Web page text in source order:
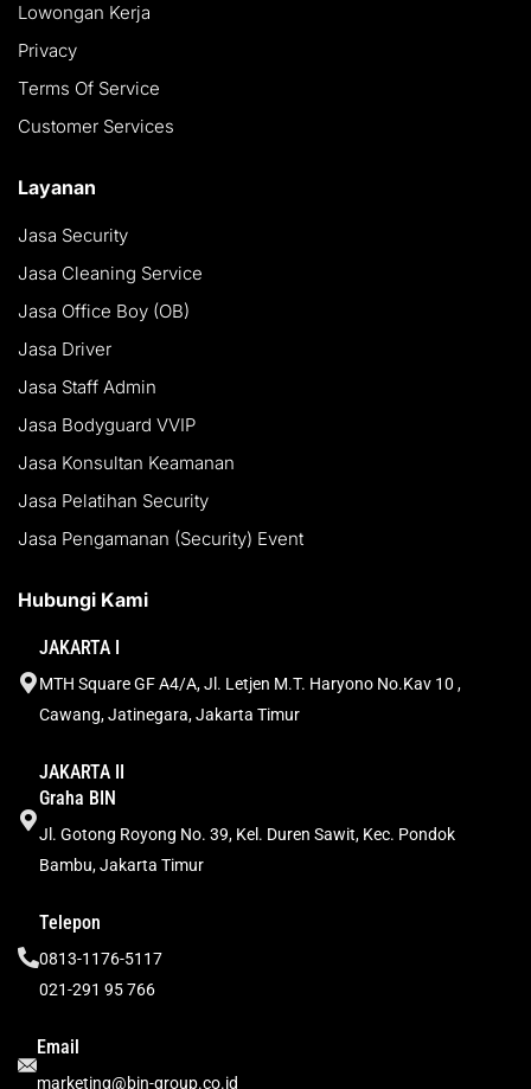
Lowongan Kerja
Privacy
Terms Of Service
Customer Services
Layanan
Jasa Security
Jasa Cleaning Service
Jasa Office Boy (OB)
Jasa Driver
Jasa Staff Admin
Jasa Bodyguard VVIP
Jasa Konsultan Keamanan
Jasa Pelatihan Security
Jasa Pengamanan (Security) Event
Hubungi Kami
JAKARTA I
MTH Square GF A4/A, Jl. Letjen M.T. Haryono No.Kav 10 ,
Cawang, Jatinegara, Jakarta Timur
JAKARTA II
Graha BIN
Jl. Gotong Royong No. 39, Kel. Duren Sawit, Kec. Pondok
Bambu, Jakarta Timur
Telepon
0813-1176-5117
021-291 95 766
Email
marketing@bin-group.co.id